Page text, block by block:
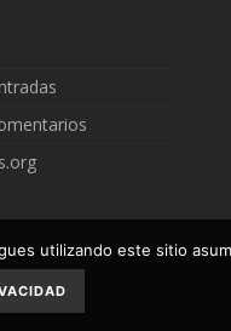
utilizando este sitio